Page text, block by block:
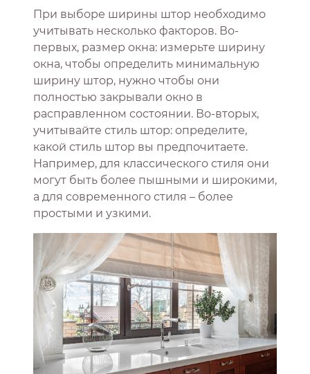
При выборе ширины штор необходимо
учитывать несколько факторов. Во-
первых, размер окна: измерьте ширину
окна, чтобы определить минимальную
ширину штор, нужно чтобы они
полностью закрывали окно в
расправленном состоянии. Во-вторых,
учитывайте стиль штор: определите,
какой стиль штор вы предпочитаете.
Например, для классического стиля они
могут быть более пышными и широкими,
а для современного стиля – более
простыми и узкими.